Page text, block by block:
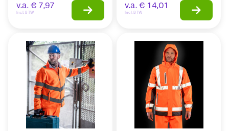
v.a. € 7,97
Incl. BTW
v.a. € 14,01
Incl. BTW